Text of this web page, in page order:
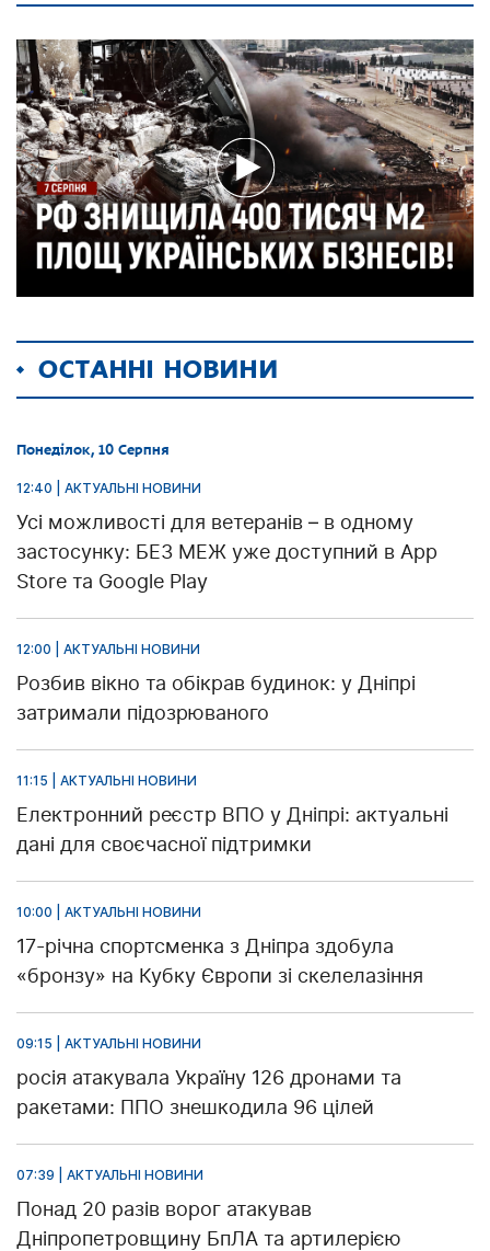
ОСТАННІ НОВИНИ
Понеділок, 10 Серпня
12:40 | АКТУАЛЬНІ НОВИНИ
Усі можливості для ветеранів – в одному
застосунку: БЕЗ МЕЖ уже доступний в App
Store та Google Play
12:00 | АКТУАЛЬНІ НОВИНИ
Розбив вікно та обікрав будинок: у Дніпрі
затримали підозрюваного
11:15 | АКТУАЛЬНІ НОВИНИ
Електронний реєстр ВПО у Дніпрі: актуальні
дані для своєчасної підтримки
10:00 | АКТУАЛЬНІ НОВИНИ
17-річна спортсменка з Дніпра здобула
«бронзу» на Кубку Європи зі скелелазіння
09:15 | АКТУАЛЬНІ НОВИНИ
росія атакувала Україну 126 дронами та
ракетами: ППО знешкодила 96 цілей
07:39 | АКТУАЛЬНІ НОВИНИ
Понад 20 разів ворог атакував
Дніпропетровщину БпЛА та артилерією